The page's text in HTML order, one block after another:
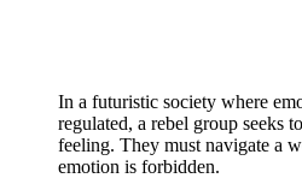
In a futuristic society where
regulated, a rebel group seeks
feeling. They must navigate a
emotion is forbidden.